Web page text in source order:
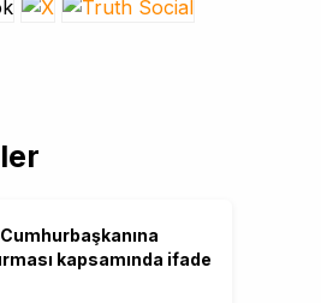
kapsamında ifade